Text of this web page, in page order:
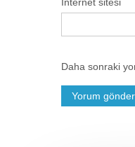
Daha sonraki